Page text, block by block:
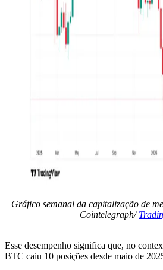
Gráfico semanal da capitalização de
Cointelegraph/
Esse desempenho significa que, no
BTC caiu 10 posições desde maio de